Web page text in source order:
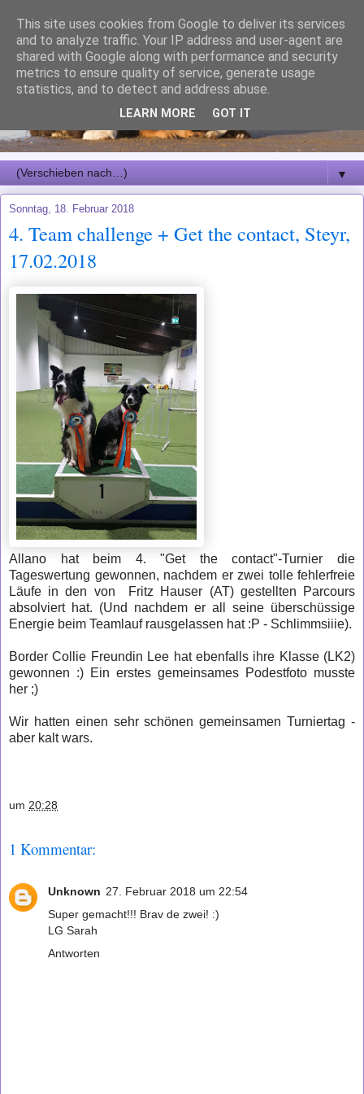
▼
Sonntag, 18. Februar 2018
4. Team challenge + Get the contact, Steyr,
17.02.2018
Allano hat beim 4. "Get the contact"-Turnier die
Tageswertung gewonnen, nachdem er zwei tolle fehlerfreie
Läufe in den von Fritz Hauser (AT) gestellten
Parcours
absolviert hat. (Und nachdem er all seine überschüssige
Energie beim Teamlauf rausgelassen hat :P - Schlimmsiiie).
Border Collie Freundin Lee hat ebenfalls ihre Klasse (LK2)
gewonnen :) Ein erstes gemeinsames Podestfoto musste
her ;)
Wir hatten einen sehr schönen gemeinsamen Turniertag -
aber kalt wars.
um 20:28
1 Kommentar:
Unknown 27. Februar 2018 um 22:54
Super gemacht!!! Brav de zwei! :)
LG Sarah
Antworten
This site uses cookies from Google to deliver its services
and to analyze traffic. Your IP address and user-agent are
shared with Google along with performance and security
metrics to ensure quality of service, generate usage
statistics, and to detect and address abuse.
LEARN MORE GOT IT